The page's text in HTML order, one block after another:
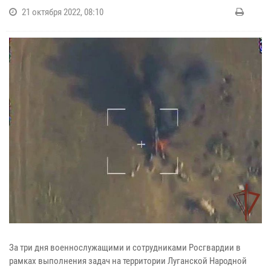
21 октября 2022, 08:10
За три дня военнослужащими и сотрудниками Росгвардии в
рамках выполнения задач на территории Луганской Народной